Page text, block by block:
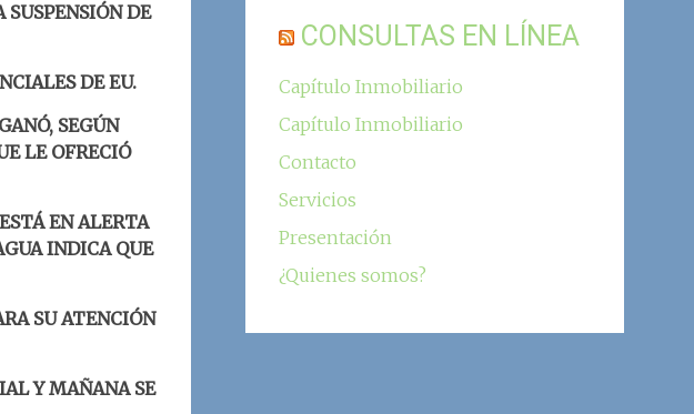
DE
DE EU.
SEGÚN
LE OFRECIÓ
EN ALERTA
INDICA QUE
SU ATENCIÓN
Y MAÑANA SE
CONSULTAS EN LÍNEA
Capítulo Inmobiliario
Capítulo Inmobiliario
Contacto
Servicios
Presentación
¿Quienes somos?